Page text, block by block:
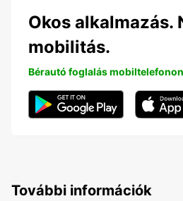
Okos alkalmazás.
mobilitás.
Bérautó foglalás mobiltelefonon
További információk